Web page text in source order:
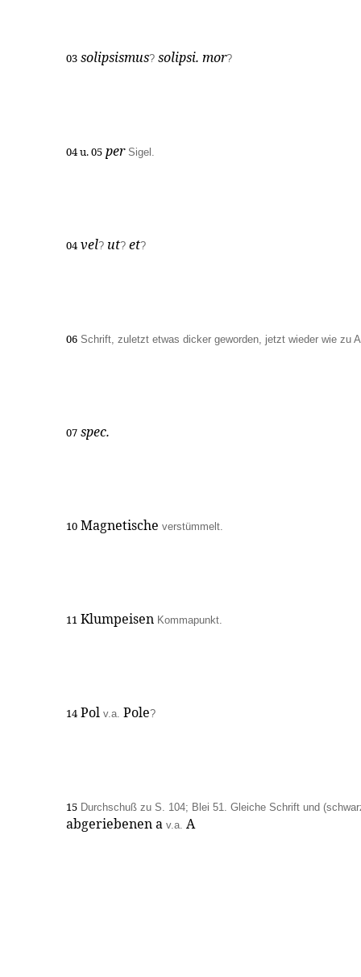
03 solipsismus? solipsi. mor?
04 u. 05 per Sigel.
04 vel? ut? et?
06 Schrift, zuletzt etwas dicker geworden, jetzt wieder wie zu
07 spec.
10 Magnetische verstümmelt.
11 Klumpeisen Kommapunkt.
14 Pol v.a. Pole?
15 Durchschuß zu S. 104; Blei 51. Gleiche Schrift und
abgeriebenen a v.a. A